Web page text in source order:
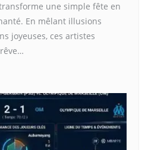
une simple fête en
En mêlant illusions
joyeuses, ces artistes